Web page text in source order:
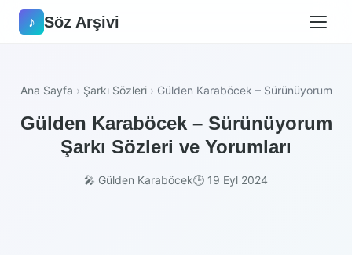
♪ Söz Arşivi
Ana Sayfa › Şarkı Sözleri › Gülden Karaböcek – Sürünüyorum
Gülden Karaböcek – Sürünüyorum
Şarkı Sözleri ve Yorumları
🎤 Gülden Karaböcek🕒 19 Eyl 2024